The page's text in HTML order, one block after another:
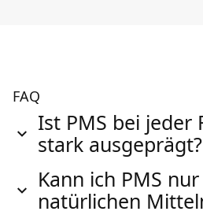
FAQ
Ist PMS bei jeder
stark ausgeprägt?
Kann ich PMS
natürlichen